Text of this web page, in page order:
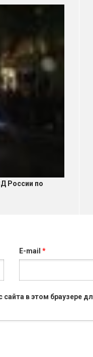
России по
E-mail*
сайта в этом браузере